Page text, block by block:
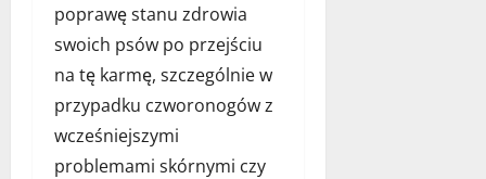
poprawę stanu zdrowia
swoich psów po przejściu
na tę karmę, szczególnie w
przypadku czworonogów z
wcześniejszymi
problemami skórnymi czy